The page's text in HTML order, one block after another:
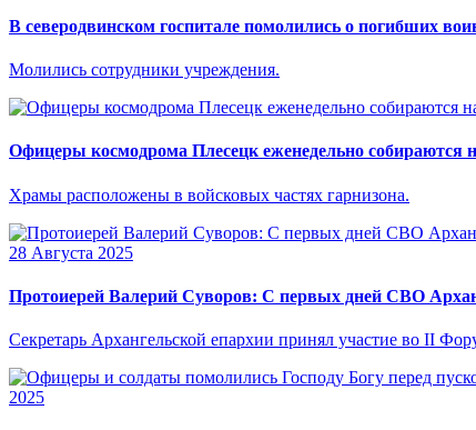
В северодвинском госпитале помолились о погибших
Молились сотрудники учреждения.
Офицеры космодрома Плесецк еженедельно собираются
Храмы расположены в войсковых частях гарнизона.
28 Августа 2025
Протоиерей Валерий Суворов: С первых дней СВО
Секретарь Архангельской епархии принял участие во II
2025